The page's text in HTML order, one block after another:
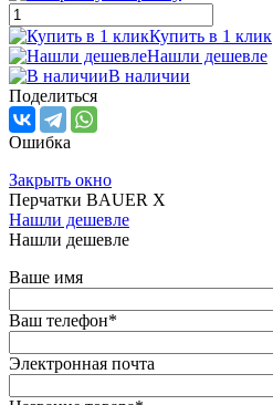
Купить в 1 клик
Нашли дешевле
В наличии
Поделиться
Ошибка
Закрыть окно
Перчатки BAUER X
Нашли дешевле
Нашли дешевле
Ваше имя
Ваш телефон*
Электронная почта